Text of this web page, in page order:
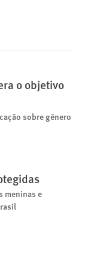
o objetivo
sobre gênero
meninas e